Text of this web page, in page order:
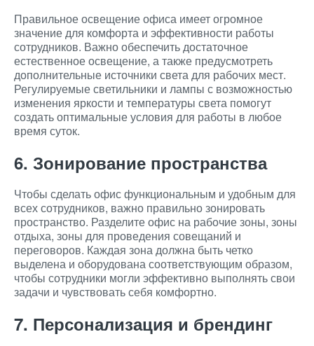
Правильное освещение офиса имеет огромное
значение для комфорта и эффективности работы
сотрудников. Важно обеспечить достаточное
естественное освещение, а также предусмотреть
дополнительные источники света для рабочих мест.
Регулируемые светильники и лампы с возможностью
изменения яркости и температуры света помогут
создать оптимальные условия для работы в любое
время суток.
6. Зонирование пространства
Чтобы сделать офис функциональным и удобным для
всех сотрудников, важно правильно зонировать
пространство. Разделите офис на рабочие зоны, зоны
отдыха, зоны для проведения совещаний и
переговоров. Каждая зона должна быть четко
выделена и оборудована соответствующим образом,
чтобы сотрудники могли эффективно выполнять свои
задачи и чувствовать себя комфортно.
7. Персонализация и брендинг